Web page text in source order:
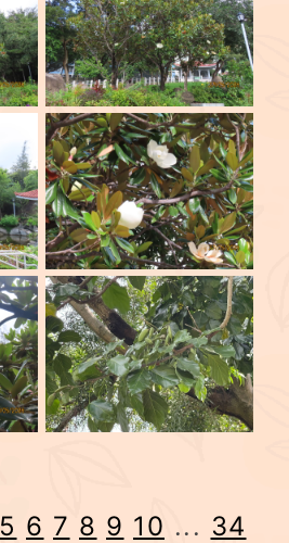
5 6 7 8 9 10 ... 34